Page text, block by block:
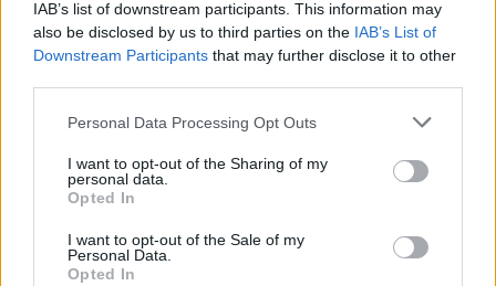
IAB’s list of downstream participants. This information may
also be disclosed by us to third parties on the IAB’s List of
Downstream Participants that may further disclose it to other
Personal Data Processing Opt Outs
I want to opt-out of the Sharing of my
personal data.
Opted In
I want to opt-out of the Sale of my
Personal Data.
Opted In
TAIP PAT SKAITYKITE